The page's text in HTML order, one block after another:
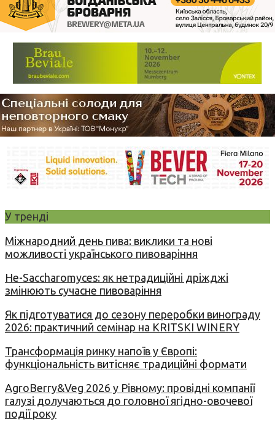
У тренді
Міжнародний день пива: виклики та нові
можливості українського пивоваріння
Не-Saccharomyces: як нетрадиційні дріжджі
змінюють сучасне пивоваріння
Як підготуватися до сезону переробки винограду
2026: практичний семінар на KRITSKI WINERY
Трансформація ринку напоїв у Європі:
функціональність витісняє традиційні формати
AgroBerry&Veg 2026 у Рівному: провідні компанії
галузі долучаються до головної ягідно-овочевої
події року